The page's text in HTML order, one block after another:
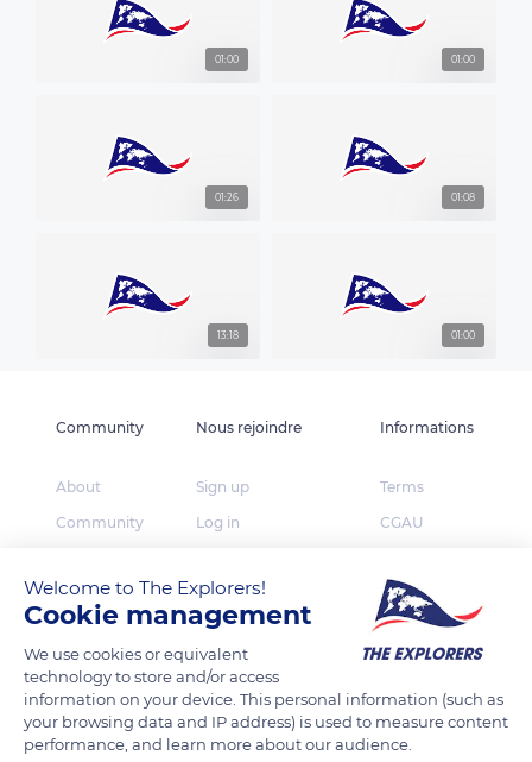
01:00 01:00
01:26 01:08
13:18 01:00
Community
About
Community
Foundation
Nous rejoindre
Sign up
Log in
Google Play
Huawei App Gallery
Informations
Terms
CGAU
FAQ
Our partners
Press
Contact
Welcome to The Explorers!
Cookie management
We use cookies or equivalent
technology to store and/or access
information on your device. This personal information (such as
your browsing data and IP address) is used to measure content
performance, and learn more about our audience.